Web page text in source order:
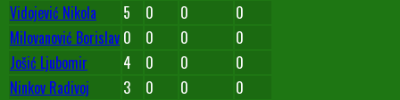
Vidojević Nikola
5 0 0
0
Milovanović Borislav 0 0 0
0
Jošić Ljubomir
4 0 0
0
Ninkov Radivoj
3 0 0
0